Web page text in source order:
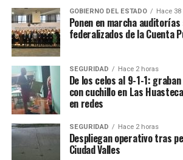
GOBIERNO DEL ESTADO Hace
Ponen en marcha
federalizados de la Cuenta
SEGURIDAD Hace 2 horas
De los celos al 9-1-1:
con cuchillo en Las
en redes
SEGURIDAD Hace 2 horas
Despliegan operativo tras
Ciudad Valles